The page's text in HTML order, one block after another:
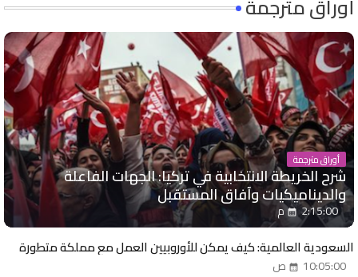
أوراق مترجمة
أوراق مترجمة
شرح الخريطة الانتخابية في تركيا: الجهات الفاعلة
والديناميكيات وآفاق المستقبل
2:15:00 م
السعودية العالمية: كيف يمكن للأوروبيين العمل مع مملكة متطورة
10:05:00 ص